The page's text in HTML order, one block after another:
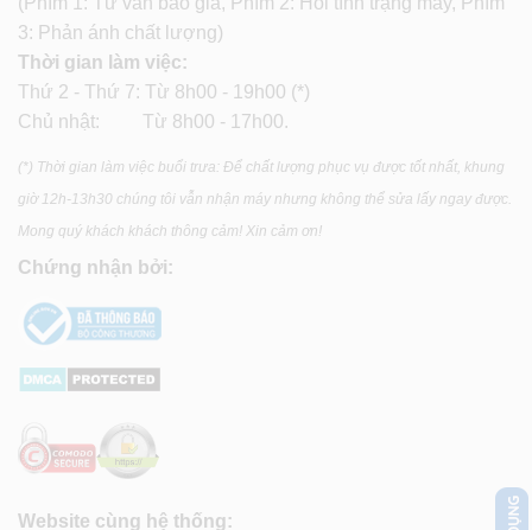
3: Phản ánh chất lượng)
Thời gian làm việc:
Thứ 2 - Thứ 7: Từ 8h00 - 19h00 (*)
Chủ nhật: Từ 8h00 - 17h00.
(*) Thời gian làm việc buổi trưa: Để chất lượng phục vụ được tốt nhất, khung
giờ 12h-13h30 chúng tôi vẫn nhận máy nhưng không thể sửa lấy ngay được.
Mong quý khách khách thông cảm! Xin cảm ơn!
Chứng nhận bởi:
Website cùng hệ thống: